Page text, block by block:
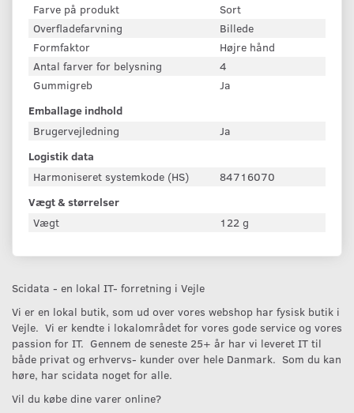
Farve på produkt
Sort
Overfladefarvning
Billede
Formfaktor
Højre hånd
Antal farver for belysning
4
Gummigreb
Ja
Emballage indhold
Brugervejledning
Ja
Logistik data
Harmoniseret systemkode (HS)
84716070
Vægt & størrelser
Vægt
122 g
Scidata - en lokal IT- forretning i Vejle
Vi er en lokal butik, som ud over vores webshop har fysisk butik i
Vejle. Vi er kendte i lokalområdet for vores gode service og vores
passion for IT. Gennem de seneste 25+ år har vi leveret IT til
både privat og erhvervs- kunder over hele Danmark. Som du kan
høre, har scidata noget for alle.
Vil du købe dine varer online?